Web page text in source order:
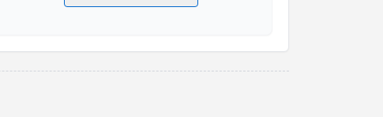
Kişisel verilerimin işlenmesine ilişkinAydınlatma Metni